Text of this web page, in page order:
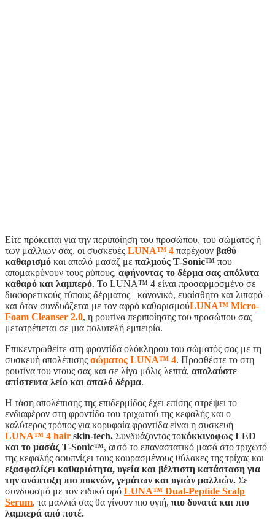
Είτε πρόκειται για την περιποίηση του προσώπου, του σώματος ή
των μαλλιών σας, οι συσκευές LUNA™ 4 παρέχουν βαθύ
καθαρισμό και απαλό μασάζ με παλμούς T-Sonic™ που
απομακρύνουν τους ρύπους, αφήνοντας το δέρμα σας απόλυτα
καθαρό και λαμπερό. Το LUNA™ 4 είναι προσαρμοσμένο σε
διαφορετικούς τύπους δέρματος –κανονικό, ευαίσθητο και λιπαρό–
και όταν συνδυάζεται με τον αφρό καθαρισμούLUNA™ Micro-
Foam Cleanser 2.0, η ρουτίνα περιποίησης του προσώπου σας
μετατρέπεται σε μια πολυτελή εμπειρία.
Επικεντρωθείτε στη φροντίδα ολόκληρου του σώματός σας με τη
συσκευή απολέπισης σώματος LUNA™ 4. Προσθέστε το στη
ρουτίνα του ντους σας και σε λίγα μόλις λεπτά, απολαύστε
απίστευτα λείο και απαλό δέρμα.
Η τάση απολέπισης της επιδερμίδας έχει επίσης στρέψει το
ενδιαφέρον στη φροντίδα του τριχωτού της κεφαλής και ο
καλύτερος τρόπος για κορυφαία φροντίδα είναι η συσκευή
LUNA™ 4 hair skin-tech. Συνδυάζοντας τοκόκκινοφως LED
και το μασάζ T-Sonic™, αυτό το επαναστατικό μασά στο τριχωτό
της κεφαλής αφυπνίζει τους κουρασμένους θύλακες της τρίχας και
εξασφαλίζει καθαριότητα, υγεία και βέλτιστη κατάσταση για
την ανάπτυξη πιο πυκνών, γεμάτων και υγιών μαλλιών. Σε
συνδυασμό με τον ειδικό ορό LUNA™ Dual-Peptide Scalp
Serum, τα μαλλιά σας θα γίνουν πιο υγιή, πιο δυνατά και πιο
λαμπερά από ποτέ.